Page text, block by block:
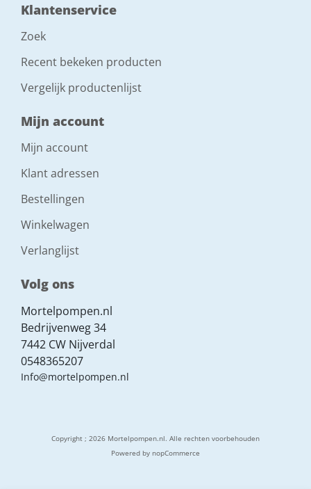
Klantenservice
Zoek
Recent bekeken producten
Vergelijk productenlijst
Mijn account
Mijn account
Klant adressen
Bestellingen
Winkelwagen
Verlanglijst
Volg ons
Mortelpompen.nl
Bedrijvenweg 34
7442 CW Nijverdal
0548365207
Info@mortelpompen.nl
Copyright ; 2026 Mortelpompen.nl. Alle rechten voorbehouden
Powered by nopCommerce